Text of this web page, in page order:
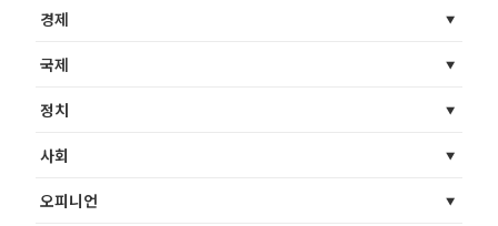
경제
국제
정치
사회
오피니언